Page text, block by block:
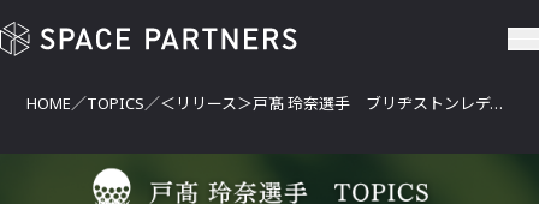
＜リリース＞戸髙 玲奈選手 ブリヂストンレディスオープン
HOME TOPICS ＜リリース＞戸髙 玲奈選手 ブリヂストンレディスオープンでローアマチュアを獲得！